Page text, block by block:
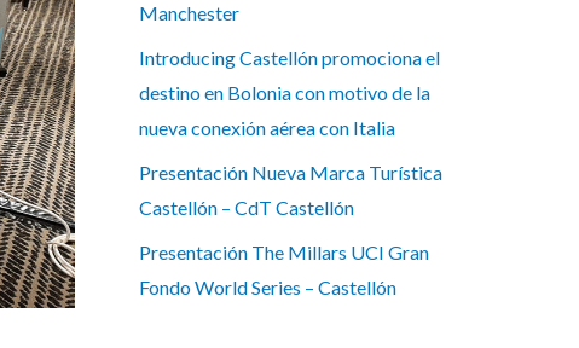
Manchester
Introducing Castellón promociona el
destino en Bolonia con motivo de la
nueva conexión aérea con Italia
Presentación Nueva Marca Turística
Castellón – CdT Castellón
Presentación The Millars UCI Gran
Fondo World Series – Castellón